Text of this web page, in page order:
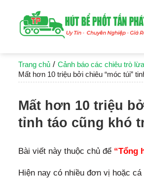
Trang chủ / Cảnh báo các chiêu trò
Mất hơn 10 triệu bởi chiêu “móc túi”
Mất hơn 10 triệu
tỉnh táo cũng khó
Bài viết này thuộc chủ để “Tổng
Hiện nay có nhiều đơn vị hoặc